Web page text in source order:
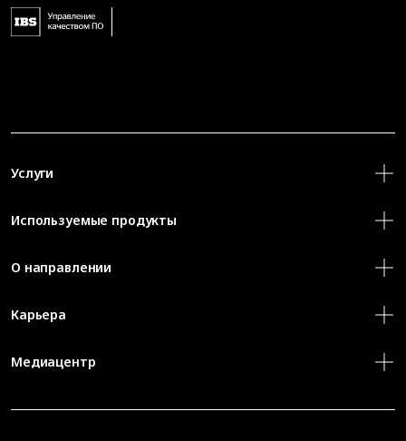
Услуги
Используемые продукты
О направлении
Карьера
Медиацентр